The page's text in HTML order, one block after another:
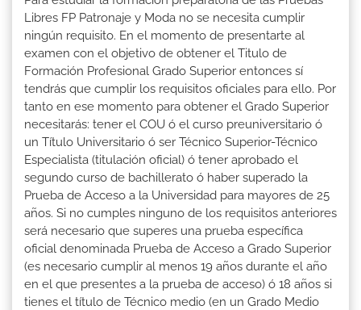
Libres FP Patronaje y Moda no se necesita cumplir
ningún requisito. En el momento de presentarte al
examen con el objetivo de obtener el Titulo de
Formación Profesional Grado Superior entonces sí
tendrás que cumplir los requisitos oficiales para ello. Por
tanto en ese momento para obtener el Grado Superior
necesitarás: tener el COU ó el curso preuniversitario ó
un Título Universitario ó ser Técnico Superior-Técnico
Especialista (titulación oficial) ó tener aprobado el
segundo curso de bachillerato ó haber superado la
Prueba de Acceso a la Universidad para mayores de 25
años. Si no cumples ninguno de los requisitos anteriores
será necesario que superes una prueba específica
oficial denominada Prueba de Acceso a Grado Superior
(es necesario cumplir al menos 19 años durante el año
en el que presentes a la prueba de acceso) ó 18 años si
tienes el título de Técnico medio (en un Grado Medio